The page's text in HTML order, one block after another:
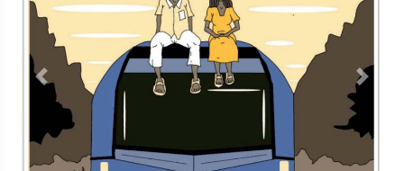
Previous Next